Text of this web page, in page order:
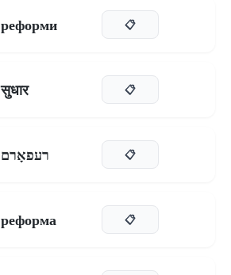
реформи 📋
सुधार 📋
רעפאָרם 📋
реформа 📋